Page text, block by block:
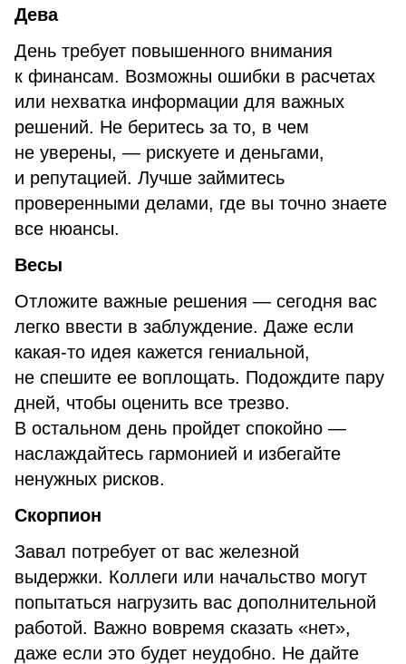
Дева
День требует повышенного внимания
к финансам. Возможны ошибки в расчетах
или нехватка информации для важных
решений. Не беритесь за то, в чем
не уверены, — рискуете и деньгами,
и репутацией. Лучше займитесь
проверенными делами, где вы точно знаете
все нюансы.
Весы
Отложите важные решения — сегодня вас
легко ввести в заблуждение. Даже если
какая-то идея кажется гениальной,
не спешите ее воплощать. Подождите пару
дней, чтобы оценить все трезво.
В остальном день пройдет спокойно —
наслаждайтесь гармонией и избегайте
ненужных рисков.
Скорпион
Завал потребует от вас железной
выдержки. Коллеги или начальство могут
попытаться нагрузить вас дополнительной
работой. Важно вовремя сказать «нет»,
даже если это будет неудобно. Не дайте